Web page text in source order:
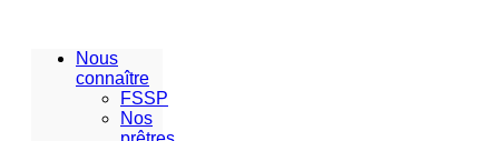
Nous
connaître
FSSP
Nos